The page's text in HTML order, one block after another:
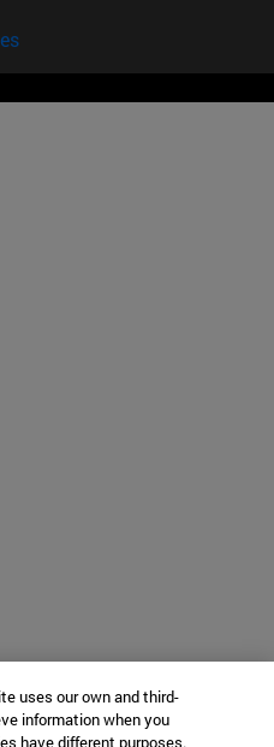
uses our own and third-
information when you
have different purposes.